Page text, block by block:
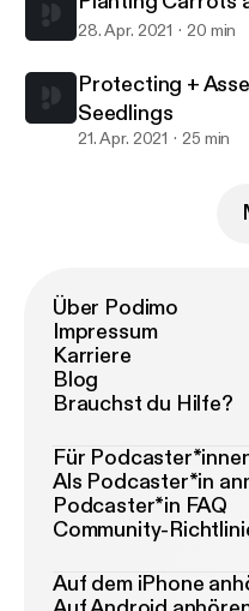
28. Apr. 2021 20 min
Protecting +
Seedlings
21. Apr. 2021 25 min
Über Podimo
Impressum
Karriere
Blog
Brauchst du Hilfe?
Für
Als Podcaster*in
Podcaster*in FAQ
Community-
Auf dem iPhone